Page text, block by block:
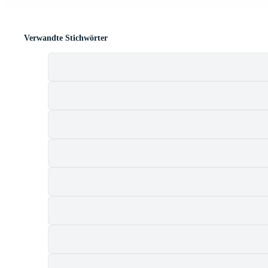
Verwandte Stichwörter